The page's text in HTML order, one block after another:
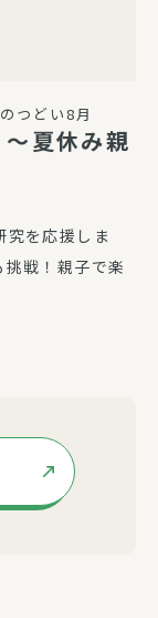
つどい8月
夏休み親
を応援しま
戦！親子で楽